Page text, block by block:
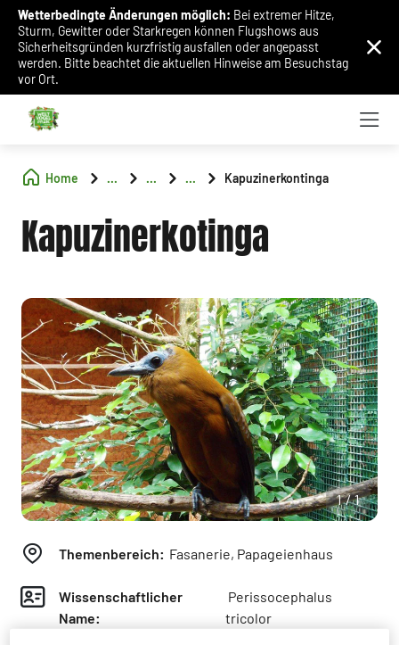
Wetterbedingte Änderungen möglich: Bei extremer Hitze,
Sturm, Gewitter oder Starkregen können Flugshows aus
Sicherheitsgründen kurzfristig ausfallen oder angepasst
werden. Bitte beachtet die aktuellen Hinweise am Besuchstag
vor Ort.
Home ... ... ... Kapuzinerkontinga
Kapuzinerkotinga
1/1
Themenbereich: Fasanerie, Papageienhaus
Wissenschaftlicher
Name:
Perissocephalus
tricolor